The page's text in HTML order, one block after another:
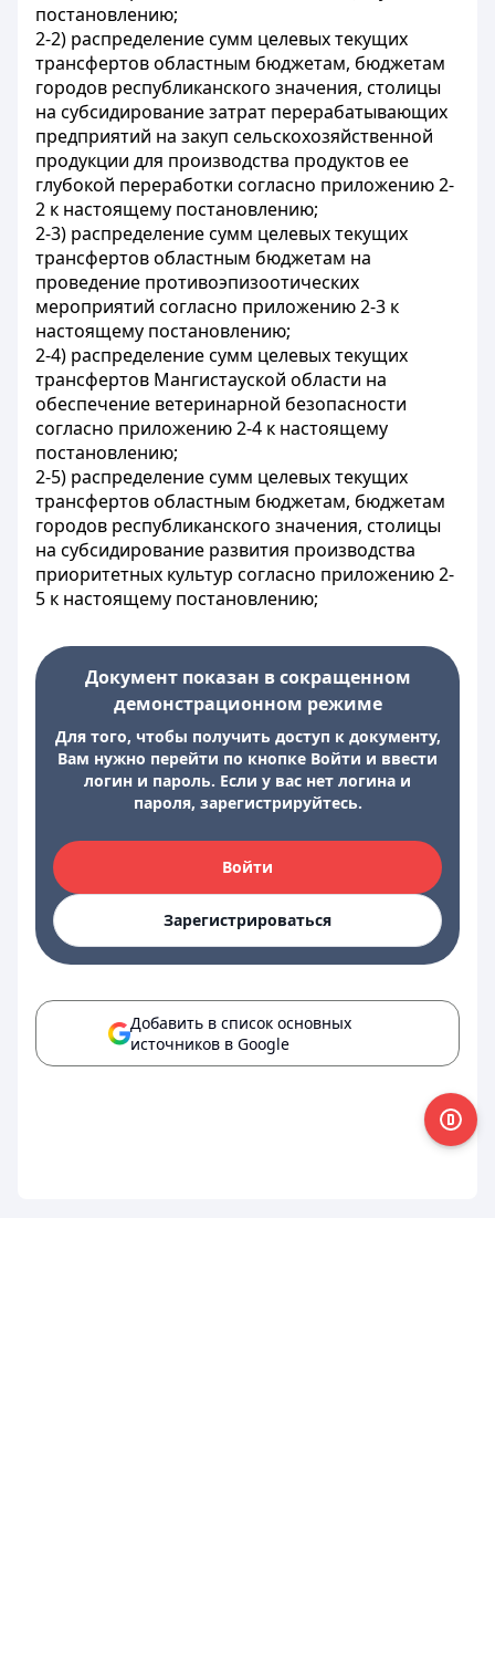
постановлению;
2-2) распределение сумм целевых текущих
трансфертов областным бюджетам, бюджетам
городов республиканского значения, столицы
на субсидирование затрат перерабатывающих
предприятий на закуп сельскохозяйственной
продукции для производства продуктов ее
глубокой переработки согласно приложению 2-
2 к настоящему постановлению;
2-3) распределение сумм целевых текущих
трансфертов областным бюджетам на
проведение противоэпизоотических
мероприятий согласно приложению 2-3 к
настоящему постановлению;
2-4) распределение сумм целевых текущих
трансфертов Мангистауской области на
обеспечение ветеринарной безопасности
согласно приложению 2-4 к настоящему
постановлению;
2-5) распределение сумм целевых текущих
трансфертов областным бюджетам, бюджетам
городов республиканского значения, столицы
на субсидирование развития производства
приоритетных культур согласно приложению 2-
5 к настоящему постановлению;
Документ показан в сокращенном
демонстрационном режиме
Для того, чтобы получить доступ к документу,
Вам нужно перейти по кнопке Войти и ввести
логин и пароль. Если у вас нет логина и
пароля, зарегистрируйтесь.
Войти
Зарегистрироваться
Добавить в список основных
источников в Google